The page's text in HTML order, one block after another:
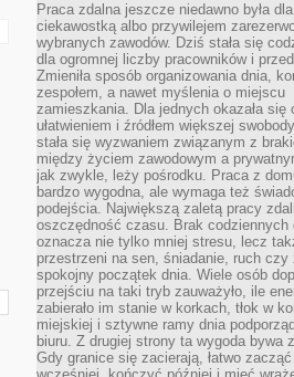
Praca zdalna jeszcze niedawno była
ciekawostką albo przywilejem
wybranych zawodów. Dziś stała się
dla ogromnej liczby pracowników i
Zmieniła sposób organizowania dnia,
zespołem, a nawet myślenia o miejscu
zamieszkania. Dla jednych okazała się
ułatwieniem i źródłem większej
stała się wyzwaniem związanym z
między życiem zawodowym a
jak zwykle, leży pośrodku. Praca z
bardzo wygodna, ale wymaga też
podejścia. Największą zaletą pracy
oszczędność czasu. Brak codziennych
oznacza nie tylko mniej stresu, lecz
przestrzeni na sen, śniadanie, ruch czy
spokojny początek dnia. Wiele osób
przejściu na taki tryb zauważyło, ile
zabierało im stanie w korkach, tłok w
miejskiej i sztywne ramy dnia
biuru. Z drugiej strony ta wygoda bywa
Gdy granice się zacierają, łatwo